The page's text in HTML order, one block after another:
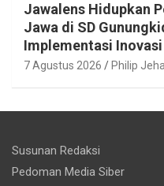
Jawalens Hidupkan
Jawa di SD
Implementasi
7 Agustus 2026 Philip
Susunan Redaksi
Pedoman Media Siber